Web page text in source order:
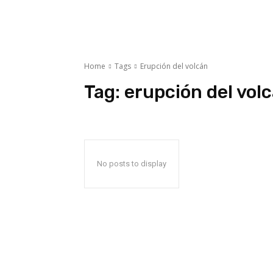
Home Tags Erupción del volcán
Tag: erupción del
No posts to display